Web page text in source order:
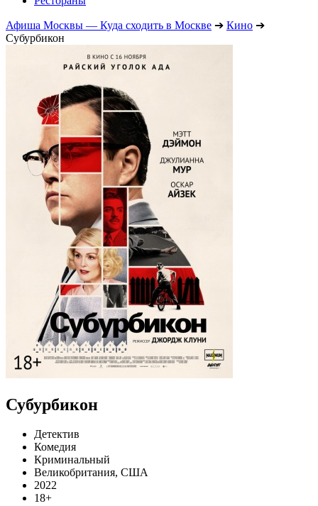
Афиша Москвы — Куда сходить в Москве ➔ Кино ➔
Субурбикон
Субурбикон
Детектив
Комедия
Криминальный
Великобритания, США
2022
18+